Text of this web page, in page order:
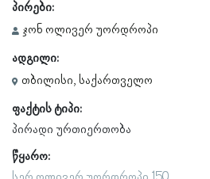
პირები:
ჯონ ოლივერ უორდროპი
ადგილი:
თბილისი, საქართველო
ფაქტის ტიპი:
პირადი ურთიერთობა
წყარო: